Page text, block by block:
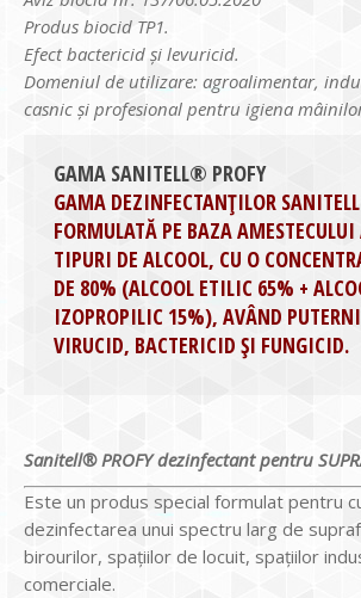
Produs biocid TP1.
Efect bactericid și levuricid.
Domeniul de utilizare: agroalimentar,
casnic și profesional pentru igiena
GAMA SANITELL® PROFY
GAMA DEZINFECTANȚILOR SANITELL
FORMULATĂ PE BAZA
TIPURI DE ALCOOL, CU O
DE 80% (ALCOOL ETILIC 65% +
IZOPROPILIC 15%), AVÂND
VIRUCID, BACTERICID ȘI FUNGICID.
Sanitell® PROFY dezinfectant pentru
Este un produs special formulat pentru
dezinfectarea unui spectru larg de
birourilor, spațiilor de locuit, spațiilor
comerciale.